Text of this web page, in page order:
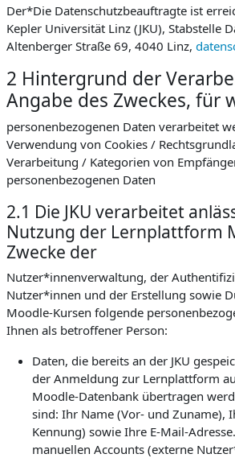
Der*Die Datenschutzbeauftragte ist
Kepler Universität Linz (JKU), Stabstelle
Altenberger Straße 69, 4040 Linz,
2 Hintergrund der
Angabe des Zweckes, für
personenbezogenen Daten verarbeitet
Verwendung von Cookies /
Verarbeitung / Kategorien von
personenbezogenen Daten
2.1 Die JKU verarbeitet
Nutzung der Lernplattform
Zwecke der
Nutzer*innenverwaltung, der
Nutzer*innen und der Erstellung sowie
Moodle-Kursen folgende
Ihnen als betroffener Person:
Daten, die bereits an der JKU
der Anmeldung zur Lernplattform
Moodle-Datenbank übertragen
sind: Ihr Name (Vor- und Zuname),
Kennung) sowie Ihre E-Mail-
manuellen Accounts (externe